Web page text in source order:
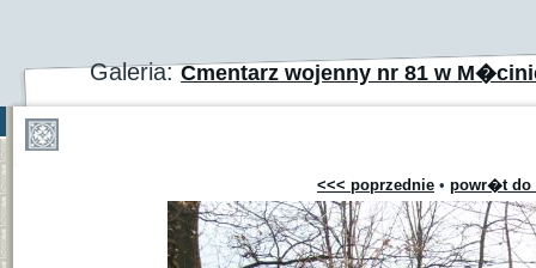
Galeria:Cmentarz wojenny nr 81 w
<<< poprzednie • powr�t do